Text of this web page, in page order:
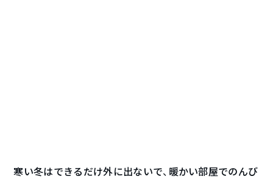
寒い冬はできるだけ外に出ないで、暖かい部屋でのんび